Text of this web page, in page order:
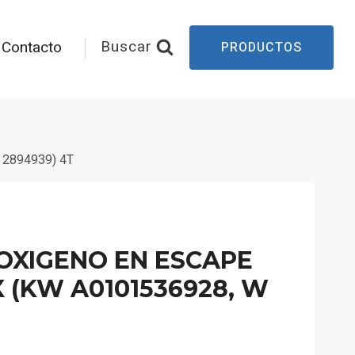
Contacto Buscar PRODUCTOS
2894939) 4T
EN ESCAPE
(KW A0101536928, W